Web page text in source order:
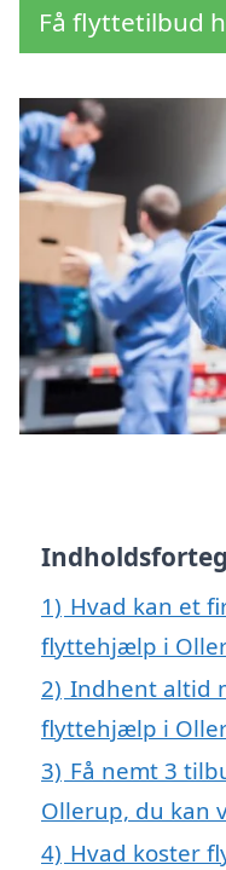
Få flyttetilbud
1) Hvad kan et
flyttehjælp i
2) Indhent altid
flyttehjælp i
3) Få nemt 3
Ollerup, du kan
4) Hvad koster